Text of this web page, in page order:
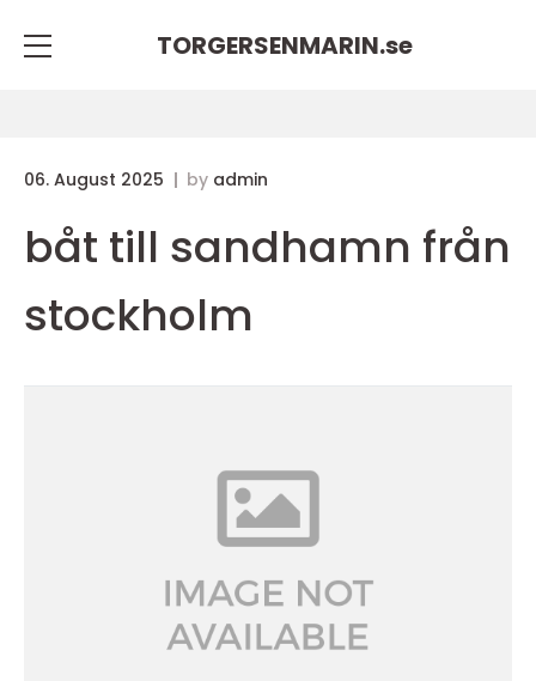
TORGERSENMARIN.se
06. August 2025 by admin
båt till sandhamn från
stockholm